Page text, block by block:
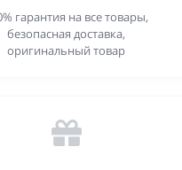
гарантия на все товары,
безопасная доставка,
оригинальный товар